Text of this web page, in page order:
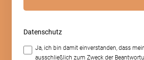
Datenschutz
Ja, ich bin damit einverstanden, dass
ausschließlich zum Zweck der